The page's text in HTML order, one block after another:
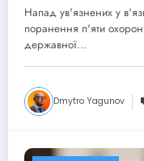
MS-13
Напад ув'язнених у
поранення п'яти
державної…
Dmytro Yagunov